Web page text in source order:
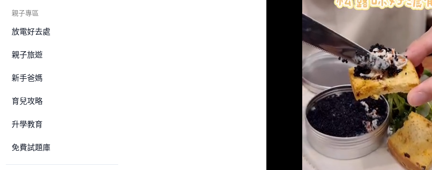
親子專區
放電好去處
親子旅遊
新手爸媽
育兒攻略
升學教育
免費試題庫